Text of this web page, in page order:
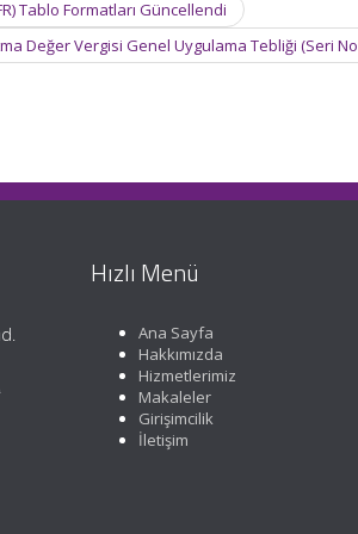
Tablo Formatları Güncellendi
Değer Vergisi Genel Uygulama Tebliği (Seri
Hızlı Menü
Ana Sayfa
Hakkımızda
Hizmetlerimiz
Makaleler
Girişimcilik
İletişim